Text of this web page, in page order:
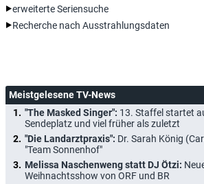
erweiterte Seriensuche
Recherche nach Ausstrahlungsdaten
Meistgelesene TV-News
"The Masked Singer": 13. Staffel startet
Sendeplatz und viel früher als zuletzt
"Die Landarztpraxis": Dr. Sarah König
"Team Sonnenhof"
Melissa Naschenweng statt DJ Ötzi:
Weihnachtsshow von ORF und BR